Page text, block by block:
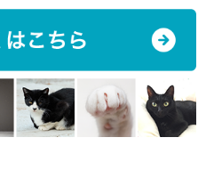
。『どうしてもずっと一緒にいた
イアルを経て我が家の一員となり
はわかりません。でも、飼い主